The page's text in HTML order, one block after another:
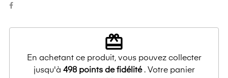
redeem
En achetant ce produit, vous pouvez collecter
jusqu'à 498points de fidélité. Votre panier